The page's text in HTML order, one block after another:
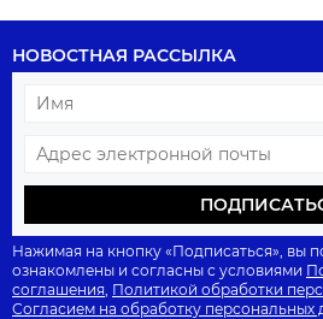
НОВОСТНАЯ РАССЫЛКА
Нажимая на кнопку «Подписаться», вы
ознакомлены и согласны с условиями
соглашения Политикой обработки
Согласием на обработку персональных